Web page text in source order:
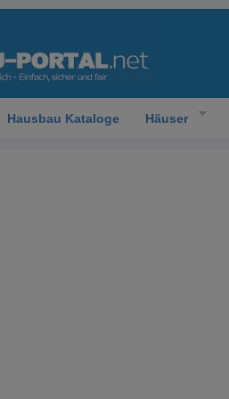
Hausbau Kataloge Häuser